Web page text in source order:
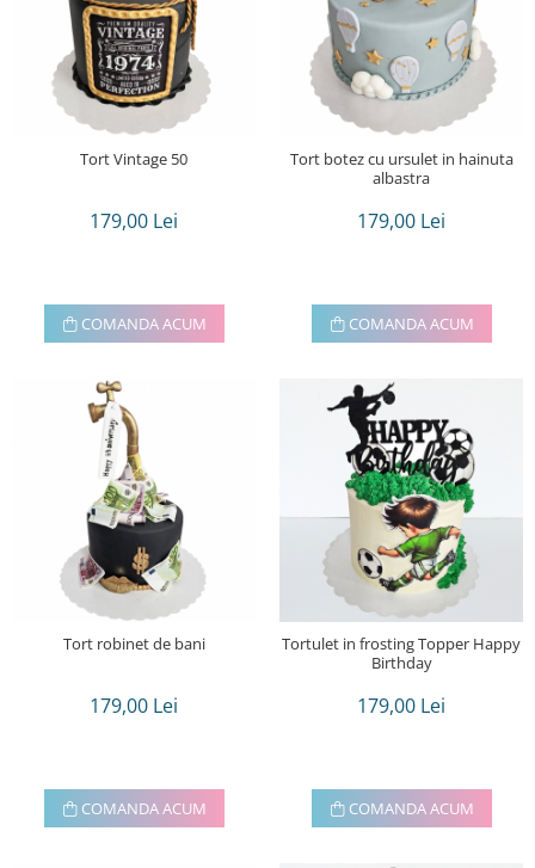
Tort Vintage 50
179,00 Lei
COMANDA ACUM
Tort botez cu ursulet in hainuta
albastra
179,00 Lei
COMANDA ACUM
Tort robinet de bani
179,00 Lei
COMANDA ACUM
Tortulet in frosting Topper Happy
Birthday
179,00 Lei
COMANDA ACUM